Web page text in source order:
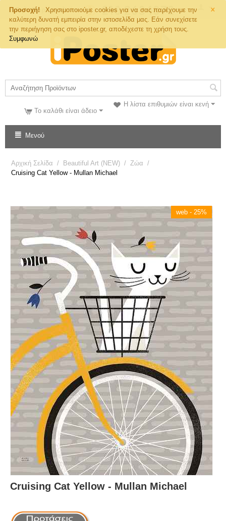
×
Προσοχή!
Χρησιμοποιούμε cookies για να σας παρέχουμε την
καλύτερη δυνατή εμπειρία στην ιστοσελίδα μας. Εάν συνεχίσετε
την περιήγηση σας στο iposter.gr, αποδέχεστε τη χρήση τους.
Συμφωνώ
Τηλ. Παραγγελιών
Η λίστα επιθυμιών είναι κενή
Το καλάθι είναι άδειο
Μενού
Αρχική Σελίδα / Beautiful Art (NEW) / Ζώα /
Cruising Cat Yellow - Mullan Michael
web - 25%
Cruising Cat Yellow - Mullan Michael